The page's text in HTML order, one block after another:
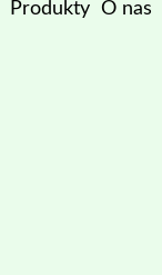
Produkty O nas